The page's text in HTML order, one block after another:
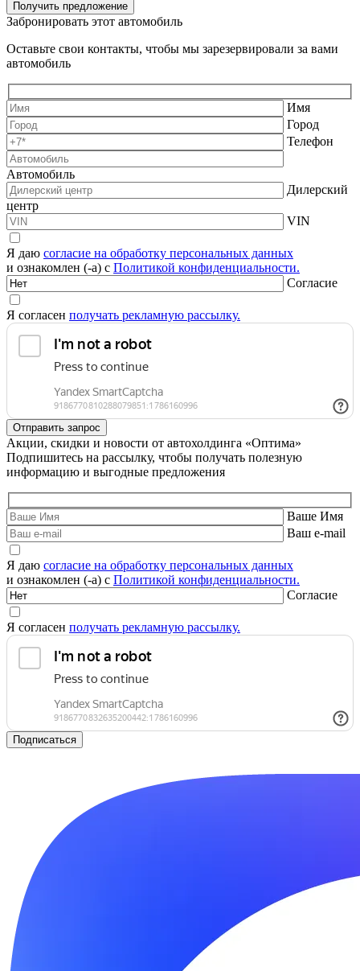
Получить предложение
Забронировать этот автомобиль
Оставьте свои контакты, чтобы мы зарезервировали за вами
автомобиль
Имя
Город
Телефон
Автомобиль
Дилерский
центр
VIN
Я даю согласие на обработку персональных данных
и ознакомлен (-а) с Политикой конфиденциальности.
Согласие
Я согласен получать рекламную рассылку.
Акции, скидки и новости от автохолдинга «Оптима»
Подпишитесь на рассылку, чтобы получать полезную
информацию и выгодные предложения
Ваше Имя
Ваш e-mail
Я даю согласие на обработку персональных данных
и ознакомлен (-а) с Политикой конфиденциальности.
Согласие
Я согласен получать рекламную рассылку.